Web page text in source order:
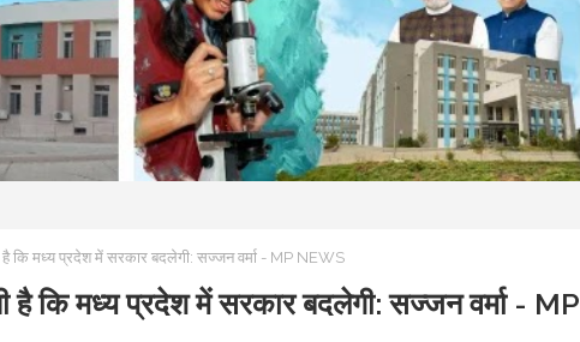
है कि मध्य प्रदेश में सरकार बदलेगी: सज्जन वर्मा - MP NEWS
है कि मध्य प्रदेश में सरकार बदलेगी: सज्जन वर्मा - MP